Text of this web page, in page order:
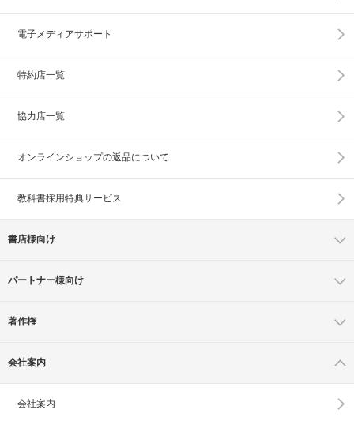
電子メディアサポート
特約店一覧
協力店一覧
オンラインショップの返品について
教科書採用特典サービス
書店様向け
パートナー様向け
著作権
会社案内
会社案内